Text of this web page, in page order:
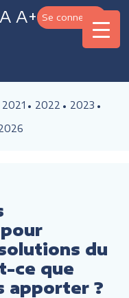
A A+ Se connecter
2021 2022
2023
du
ce que
apporter ?